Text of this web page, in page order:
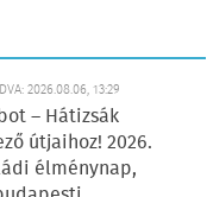
2026.08.06, 13:29
– Hátizsák
útjaihoz! 2026.
élménynap,